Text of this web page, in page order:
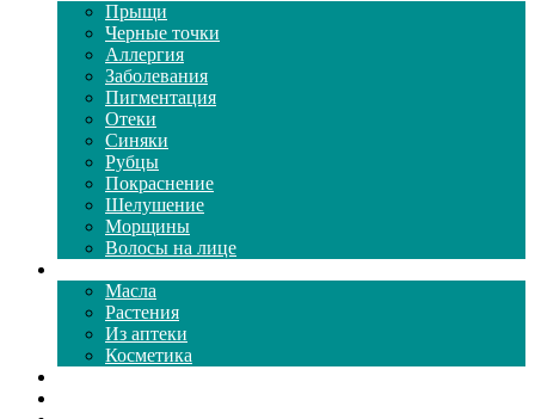
Прыщи
Черные точки
Аллергия
Заболевания
Пигментация
Отеки
Синяки
Рубцы
Покраснение
Шелушение
Морщины
Волосы на лице
Масла
Растения
Из аптеки
Косметика